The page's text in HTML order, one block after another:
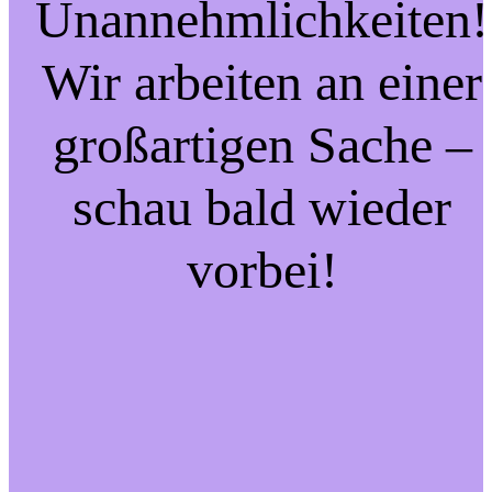
Unannehmlichkeiten!
Wir arbeiten an einer
großartigen Sache –
schau bald wieder
vorbei!